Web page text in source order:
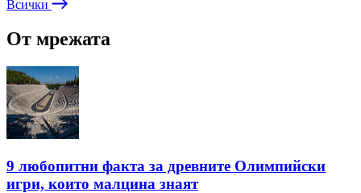
Всички
От мрежата
9 любопитни факта за древните Олимпийски
игри, които малцина знаят